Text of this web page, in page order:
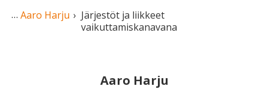
Aaro Harju
Järjestöt ja liikkeet
vaikuttamiskanavana
Aaro Harju